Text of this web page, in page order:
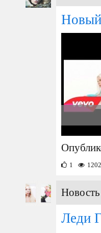
1 1202
Леди